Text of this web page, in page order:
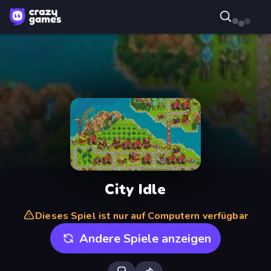
City Idle
Dieses Spiel ist nur auf Computern verfügbar
Andere Spiele anzeigen